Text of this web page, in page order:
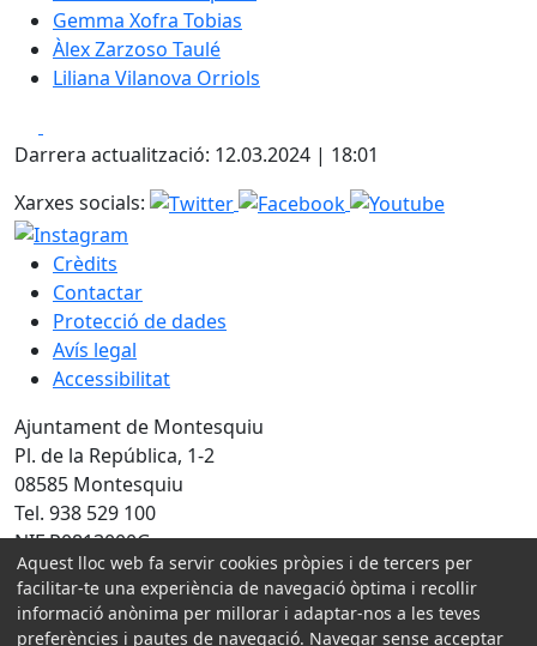
Gemma Xofra Tobias
Àlex Zarzoso Taulé
Liliana Vilanova Orriols
Darrera actualització: 12.03.2024 | 18:01
Xarxes socials:
Crèdits
Contactar
Protecció de dades
Avís legal
Accessibilitat
Ajuntament de Montesquiu
Pl. de la República, 1-2
08585 Montesquiu
Tel. 938 529 100
NIF P0813000G
Amb la col·laboració de:
Aquest lloc web fa servir cookies pròpies i de tercers per
facilitar-te una experiència de navegació òptima i recollir
informació anònima per millorar i adaptar-nos a les teves
preferències i pautes de navegació. Navegar sense acceptar